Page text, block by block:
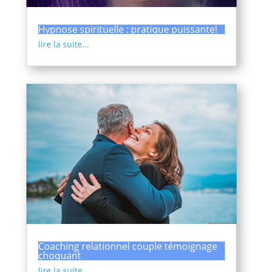
Hypnose spirituelle : pratique puissante!
lire la suite...
Coaching relationnel couple témoignage
choquant